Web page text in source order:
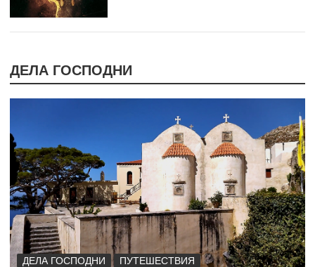
ДЕЛА ГОСПОДНИ
ДЕЛА ГОСПОДНИ ПУТЕШЕСТВИЯ